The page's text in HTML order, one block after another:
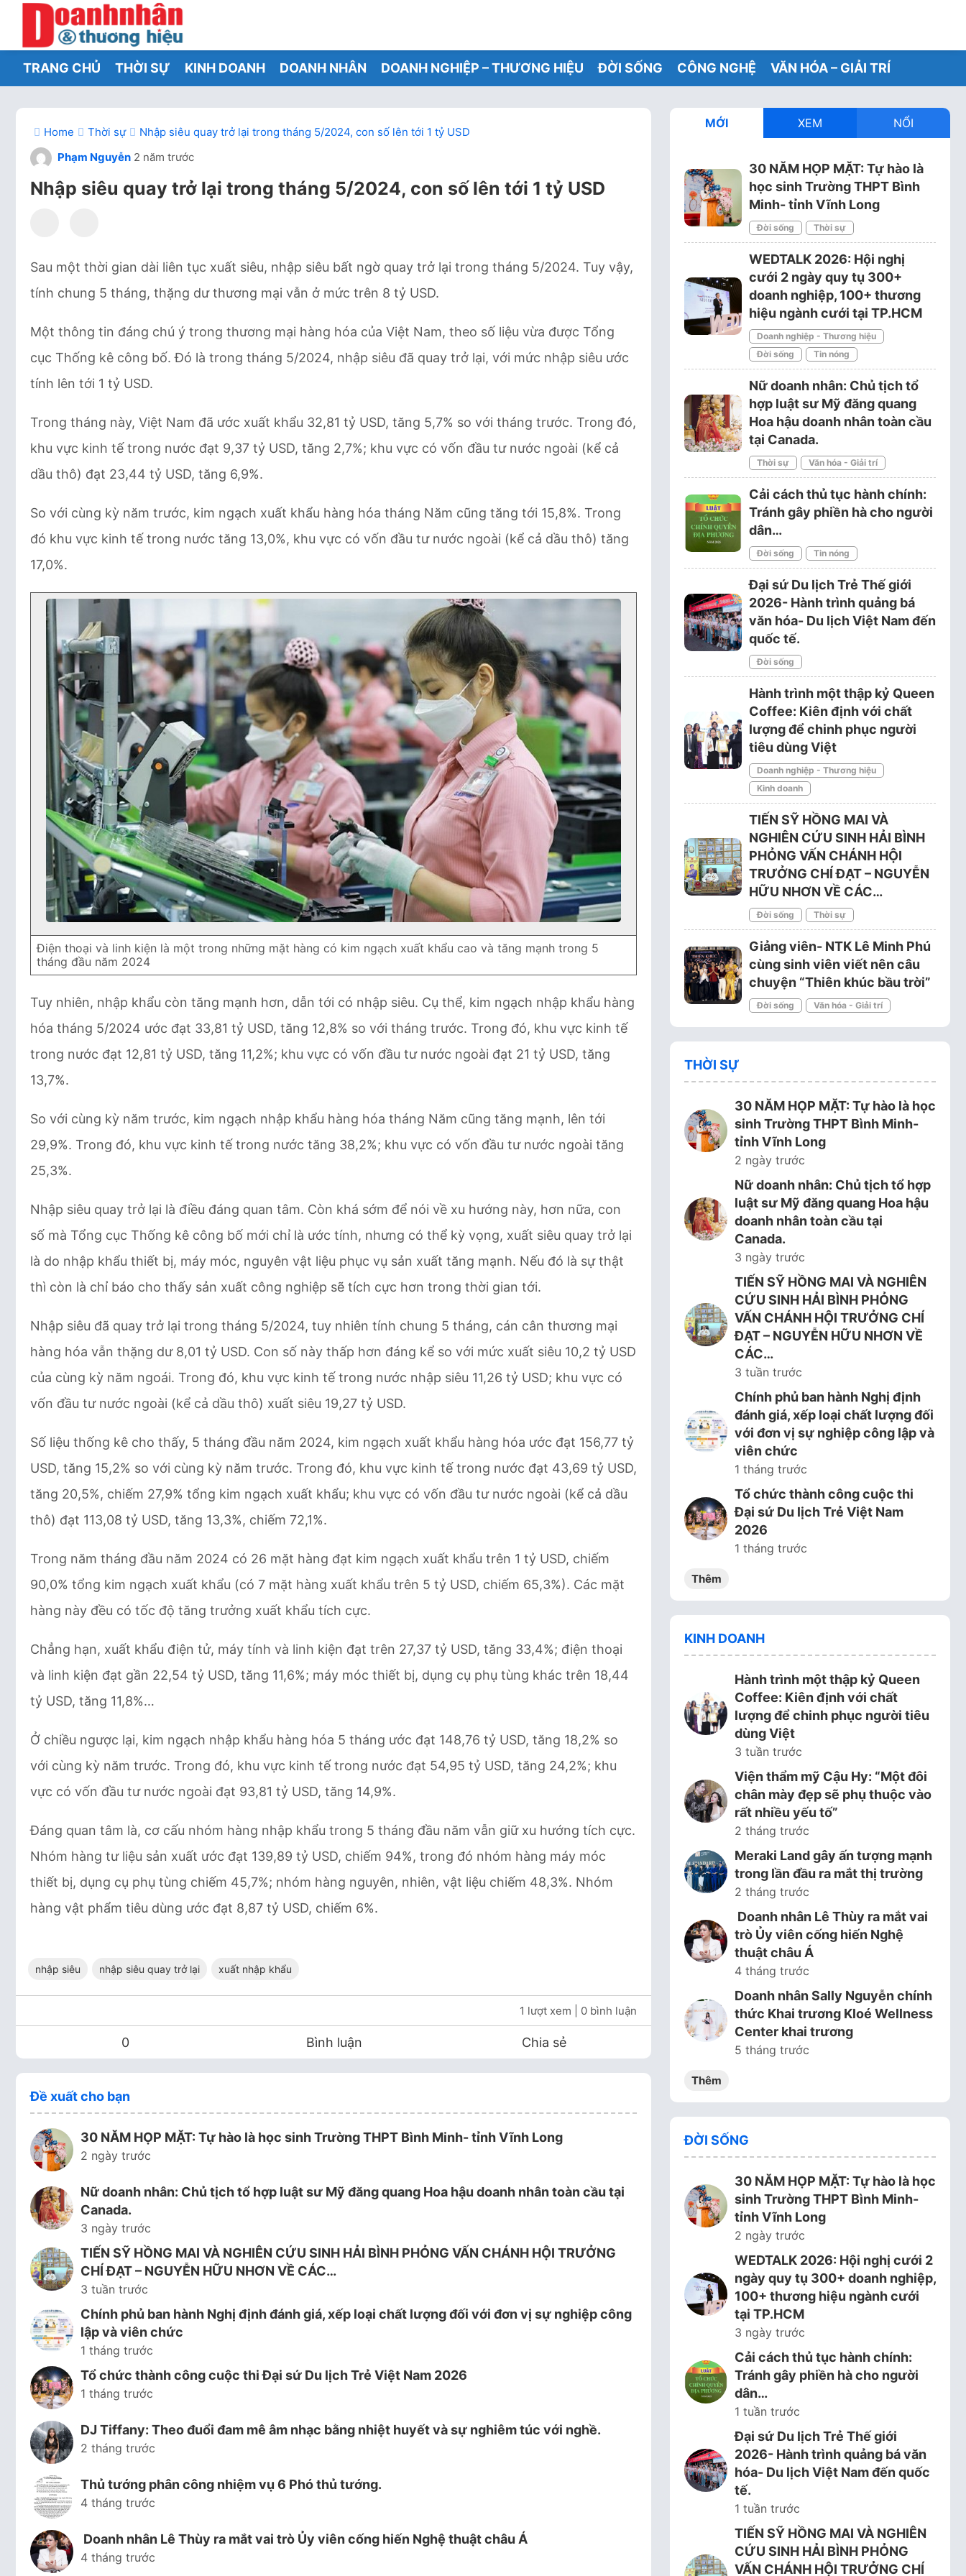
TRANG CHỦ THỜI SỰ KINH DOANH DOANH NHÂN DOANH NGHIỆP – THƯƠNG HIỆU ĐỜI SỐNG CÔNG NGHỆ VĂN HÓA – GIẢI TRÍ
Home Thời sự
Nhập siêu quay trở lại trong tháng 5/2024, con số lên tới 1 tỷ USD
Phạm Nguyễn 2 năm trước
Nhập siêu quay trở lại trong tháng 5/2024, con số lên tới 1 tỷ USD
Sau một thời gian dài liên tục xuất siêu, nhập siêu bất ngờ quay trở lại trong tháng 5/2024. Tuy vậy,
tính chung 5 tháng, thặng dư thương mại vẫn ở mức trên 8 tỷ USD.
Một thông tin đáng chú ý trong thương mại hàng hóa của Việt Nam, theo số liệu vừa được Tổng
cục Thống kê công bố. Đó là trong tháng 5/2024, nhập siêu đã quay trở lại, với mức nhập siêu ước
tính lên tới 1 tỷ USD.
Trong tháng này, Việt Nam đã ước xuất khẩu 32,81 tỷ USD, tăng 5,7% so với tháng trước. Trong đó,
khu vực kinh tế trong nước đạt 9,37 tỷ USD, tăng 2,7%; khu vực có vốn đầu tư nước ngoài (kể cả
dầu thô) đạt 23,44 tỷ USD, tăng 6,9%.
So với cùng kỳ năm trước, kim ngạch xuất khẩu hàng hóa tháng Năm cũng tăng tới 15,8%. Trong
đó khu vực kinh tế trong nước tăng 13,0%, khu vực có vốn đầu tư nước ngoài (kể cả dầu thô) tăng
17,0%.
Điện thoại và linh kiện là một trong những mặt hàng có kim ngạch xuất khẩu cao và tăng mạnh trong 5
tháng đầu năm 2024
Tuy nhiên, nhập khẩu còn tăng mạnh hơn, dẫn tới có nhập siêu. Cụ thể, kim ngạch nhập khẩu hàng
hóa tháng 5/2024 ước đạt 33,81 tỷ USD, tăng 12,8% so với tháng trước. Trong đó, khu vực kinh tế
trong nước đạt 12,81 tỷ USD, tăng 11,2%; khu vực có vốn đầu tư nước ngoài đạt 21 tỷ USD, tăng
13,7%.
So với cùng kỳ năm trước, kim ngạch nhập khẩu hàng hóa tháng Năm cũng tăng mạnh, lên tới
29,9%. Trong đó, khu vực kinh tế trong nước tăng 38,2%; khu vực có vốn đầu tư nước ngoài tăng
25,3%.
Nhập siêu quay trở lại là điều đáng quan tâm. Còn khá sớm để nói về xu hướng này, hơn nữa, con
số mà Tổng cục Thống kê công bố mới chỉ là ước tính, nhưng có thể kỳ vọng, xuất siêu quay trở lại
là do nhập khẩu thiết bị, máy móc, nguyên vật liệu phục vụ sản xuất tăng mạnh. Nếu đó là sự thật
thì còn là chỉ báo cho thấy sản xuất công nghiệp sẽ tích cực hơn trong thời gian tới.
Nhập siêu đã quay trở lại trong tháng 5/2024, tuy nhiên tính chung 5 tháng, cán cân thương mại
hàng hóa vẫn thặng dư 8,01 tỷ USD. Con số này thấp hơn đáng kể so với mức xuất siêu 10,2 tỷ USD
của cùng kỳ năm ngoái. Trong đó, khu vực kinh tế trong nước nhập siêu 11,26 tỷ USD; khu vực có
vốn đầu tư nước ngoài (kể cả dầu thô) xuất siêu 19,27 tỷ USD.
Số liệu thống kê cho thấy, 5 tháng đầu năm 2024, kim ngạch xuất khẩu hàng hóa ước đạt 156,77 tỷ
USD, tăng 15,2% so với cùng kỳ năm trước. Trong đó, khu vực kinh tế trong nước đạt 43,69 tỷ USD,
tăng 20,5%, chiếm 27,9% tổng kim ngạch xuất khẩu; khu vực có vốn đầu tư nước ngoài (kể cả dầu
thô) đạt 113,08 tỷ USD, tăng 13,3%, chiếm 72,1%.
Trong năm tháng đầu năm 2024 có 26 mặt hàng đạt kim ngạch xuất khẩu trên 1 tỷ USD, chiếm
90,0% tổng kim ngạch xuất khẩu (có 7 mặt hàng xuất khẩu trên 5 tỷ USD, chiếm 65,3%). Các mặt
hàng này đều có tốc độ tăng trưởng xuất khẩu tích cực.
Chẳng hạn, xuất khẩu điện tử, máy tính và linh kiện đạt trên 27,37 tỷ USD, tăng 33,4%; điện thoại
và linh kiện đạt gần 22,54 tỷ USD, tăng 11,6%; máy móc thiết bị, dụng cụ phụ tùng khác trên 18,44
tỷ USD, tăng 11,8%…
Ở chiều ngược lại, kim ngạch nhập khẩu hàng hóa 5 tháng ước đạt 148,76 tỷ USD, tăng 18,2% so
với cùng kỳ năm trước. Trong đó, khu vực kinh tế trong nước đạt 54,95 tỷ USD, tăng 24,2%; khu
vực có vốn đầu tư nước ngoài đạt 93,81 tỷ USD, tăng 14,9%.
Đáng quan tâm là, cơ cấu nhóm hàng nhập khẩu trong 5 tháng đầu năm vẫn giữ xu hướng tích cực.
Nhóm hàng tư liệu sản xuất ước đạt 139,89 tỷ USD, chiếm 94%, trong đó nhóm hàng máy móc
thiết bị, dụng cụ phụ tùng chiếm 45,7%; nhóm hàng nguyên, nhiên, vật liệu chiếm 48,3%. Nhóm
hàng vật phẩm tiêu dùng ước đạt 8,87 tỷ USD, chiếm 6%.
nhập siêu nhập siêu quay trở lại xuất nhập khẩu
1 lượt xem | 0 bình luận
0 Bình luận Chia sẻ
Đề xuất cho bạn
30 NĂM HỌP MẶT: Tự hào là học sinh Trường THPT Bình Minh- tỉnh Vĩnh Long
2 ngày trước
Nữ doanh nhân: Chủ tịch tổ hợp luật sư Mỹ đăng quang Hoa hậu doanh nhân toàn cầu tại
Canada.
3 ngày trước
TIẾN SỸ HỒNG MAI VÀ NGHIÊN CỨU SINH HẢI BÌNH PHỎNG VẤN CHÁNH HỘI TRƯỞNG
CHÍ ĐẠT – NGUYỄN HỮU NHƠN VỀ CÁC…
3 tuần trước
Chính phủ ban hành Nghị định đánh giá, xếp loại chất lượng đối với đơn vị sự nghiệp công
lập và viên chức
1 tháng trước
Tổ chức thành công cuộc thi Đại sứ Du lịch Trẻ Việt Nam 2026
1 tháng trước
DJ Tiffany: Theo đuổi đam mê âm nhạc bằng nhiệt huyết và sự nghiêm túc với nghề.
2 tháng trước
Thủ tướng phân công nhiệm vụ 6 Phó thủ tướng.
4 tháng trước
Doanh nhân Lê Thùy ra mắt vai trò Ủy viên cống hiến Nghệ thuật châu Á
4 tháng trước
MỚI XEM NỔI
30 NĂM HỌP MẶT: Tự hào là
học sinh Trường THPT Bình
Minh- tỉnh Vĩnh Long
Đời sống Thời sự
WEDTALK 2026: Hội nghị
cưới 2 ngày quy tụ 300+
doanh nghiệp, 100+ thương
hiệu ngành cưới tại TP.HCM
Doanh nghiệp - Thương hiệu
Đời sống
Tin nóng
Nữ doanh nhân: Chủ tịch tổ
hợp luật sư Mỹ đăng quang
Hoa hậu doanh nhân toàn cầu
tại Canada.
Thời sự Văn hóa - Giải trí
Cải cách thủ tục hành chính:
Tránh gây phiền hà cho người
dân…
Đời sống Tin nóng
Đại sứ Du lịch Trẻ Thế giới
2026- Hành trình quảng bá
văn hóa- Du lịch Việt Nam đến
quốc tế.
Đời sống
Hành trình một thập kỷ Queen
Coffee: Kiên định với chất
lượng để chinh phục người
tiêu dùng Việt
Doanh nghiệp - Thương hiệu
Kinh doanh
TIẾN SỸ HỒNG MAI VÀ
NGHIÊN CỨU SINH HẢI BÌNH
PHỎNG VẤN CHÁNH HỘI
TRƯỞNG CHÍ ĐẠT – NGUYỄN
HỮU NHƠN VỀ CÁC…
Đời sống Thời sự
Giảng viên- NTK Lê Minh Phú
cùng sinh viên viết nên câu
chuyện “Thiên khúc bầu trời”
Đời sống Văn hóa - Giải trí
THỜI SỰ
30 NĂM HỌP MẶT: Tự hào là học
sinh Trường THPT Bình Minh-
tỉnh Vĩnh Long
2 ngày trước
Nữ doanh nhân: Chủ tịch tổ hợp
luật sư Mỹ đăng quang Hoa hậu
doanh nhân toàn cầu tại
Canada.
3 ngày trước
TIẾN SỸ HỒNG MAI VÀ NGHIÊN
CỨU SINH HẢI BÌNH PHỎNG
VẤN CHÁNH HỘI TRƯỞNG CHÍ
ĐẠT – NGUYỄN HỮU NHƠN VỀ
CÁC…
3 tuần trước
Chính phủ ban hành Nghị định
đánh giá, xếp loại chất lượng đối
với đơn vị sự nghiệp công lập và
viên chức
1 tháng trước
Tổ chức thành công cuộc thi
Đại sứ Du lịch Trẻ Việt Nam
2026
1 tháng trước
Thêm
KINH DOANH
Hành trình một thập kỷ Queen
Coffee: Kiên định với chất
lượng để chinh phục người tiêu
dùng Việt
3 tuần trước
Viện thẩm mỹ Cậu Hy: “Một đôi
chân mày đẹp sẽ phụ thuộc vào
rất nhiều yếu tố”
2 tháng trước
Meraki Land gây ấn tượng mạnh
trong lần đầu ra mắt thị trường
2 tháng trước
Doanh nhân Lê Thùy ra mắt vai
trò Ủy viên cống hiến Nghệ
thuật châu Á
4 tháng trước
Doanh nhân Sally Nguyễn chính
thức Khai trương Kloé Wellness
Center khai trương
5 tháng trước
Thêm
ĐỜI SỐNG
30 NĂM HỌP MẶT: Tự hào là học
sinh Trường THPT Bình Minh-
tỉnh Vĩnh Long
2 ngày trước
WEDTALK 2026: Hội nghị cưới 2
ngày quy tụ 300+ doanh nghiệp,
100+ thương hiệu ngành cưới
tại TP.HCM
3 ngày trước
Cải cách thủ tục hành chính:
Tránh gây phiền hà cho người
dân…
1 tuần trước
Đại sứ Du lịch Trẻ Thế giới
2026- Hành trình quảng bá văn
hóa- Du lịch Việt Nam đến quốc
tế.
1 tuần trước
TIẾN SỸ HỒNG MAI VÀ NGHIÊN
CỨU SINH HẢI BÌNH PHỎNG
VẤN CHÁNH HỘI TRƯỞNG CHÍ